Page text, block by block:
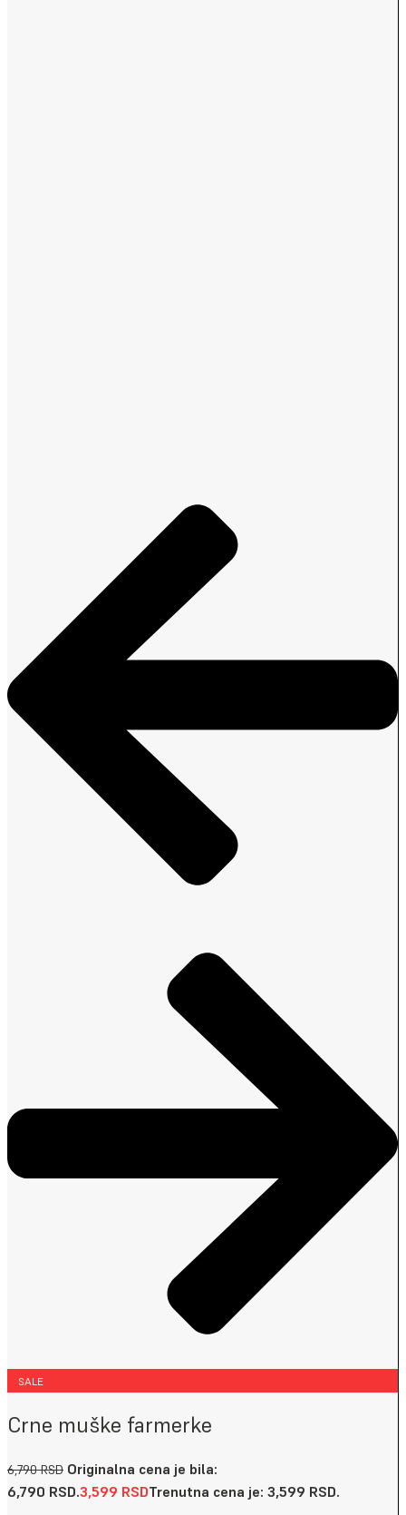
SALE
Crne muške farmerke
6,790RSD Originalna cena je bila:
6,790 RSD.3,599 RSDTrenutna cena je: 3,599 RSD.